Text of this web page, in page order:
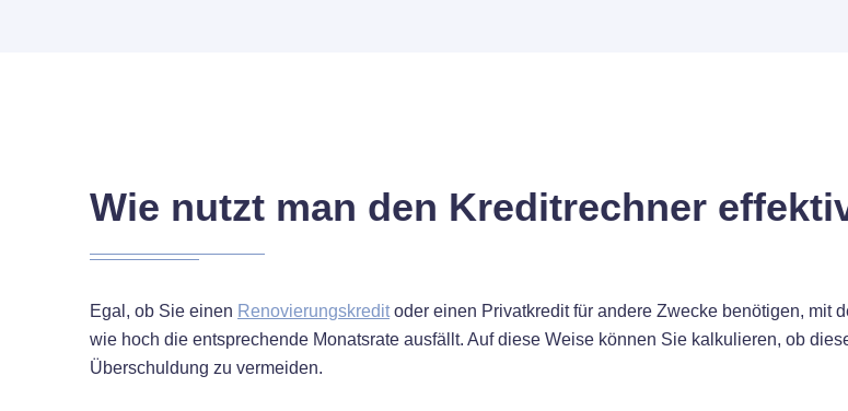
Wie nutzt man den Kreditrechner
Egal, ob Sie einen Renovierungskreditoder einen Privatkredit für andere Zwecke benötigen, mit
wie hoch die entsprechende Monatsrate ausfällt. Auf diese Weise können Sie kalkulieren, ob
Überschuldung zu vermeiden.